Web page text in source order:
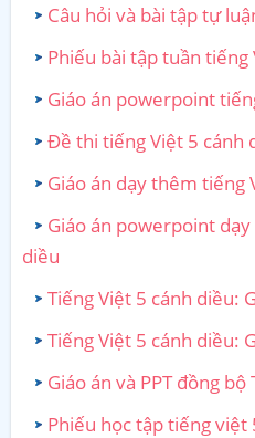
Câu hỏi và bài tập tự
Phiếu bài tập tuần tiếng
Giáo án powerpoint
Đề thi tiếng Việt 5 cánh
Giáo án dạy thêm tiếng
Giáo án powerpoint
diều
Tiếng Việt 5 cánh diều:
Tiếng Việt 5 cánh diều:
Giáo án và PPT đồng
Phiếu học tập tiếng việt